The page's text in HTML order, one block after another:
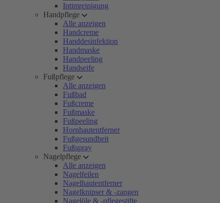
Intimreinigung
Handpflege
Alle anzeigen
Handcreme
Handdesinfektion
Handmaske
Handpeeling
Handseife
Fußpflege
Alle anzeigen
Fußbad
Fußcreme
Fußmaske
Fußpeeling
Hornhautentferner
Fußgesundheit
Fußspray
Nagelpflege
Alle anzeigen
Nagelfeilen
Nagelhautentferner
Nagelknipser & -zangen
Nagelöle & -pflegestifte